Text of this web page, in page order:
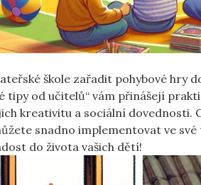
škole zařadit pohybové hry
tipy od učitelů“ vám přinášejí
kreativitu a sociální dovednosti.
snadno implementovat ve
do života vašich dětí!